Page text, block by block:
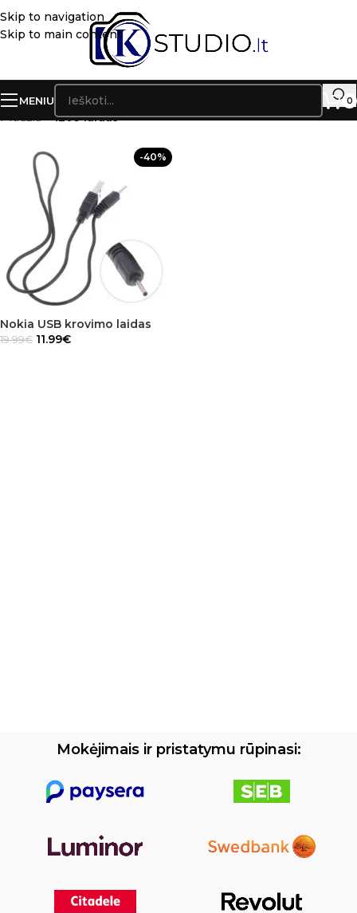
Skip to navigation
Skip to main content
MENIU 0
Pradžia»1209 laidas
-40%
Nokia USB krovimo laidas
19.99€ 11.99€
Mokėjimais ir pristatymu rūpinasi: